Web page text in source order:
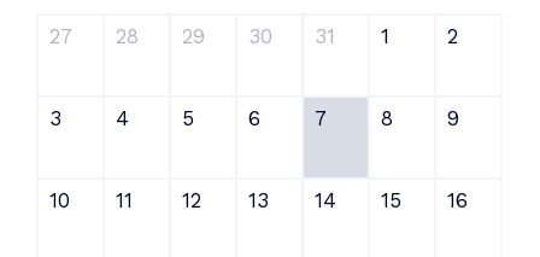
27 28 29 30 31 1 2
3 4 5 6 7 8 9
10 11 12 13 14 15 16